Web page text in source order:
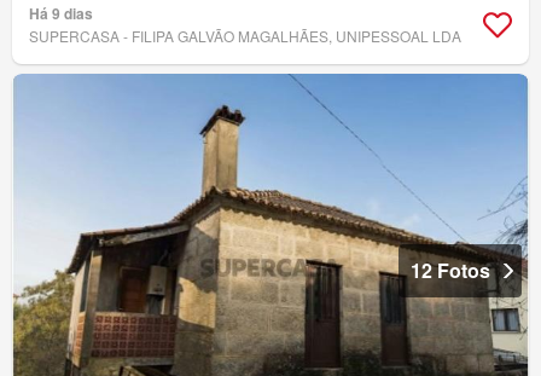
Há 9 dias
SUPERCASA - FILIPA GALVÃO MAGALHÃES, UNIPESSOAL LDA
12 Fotos